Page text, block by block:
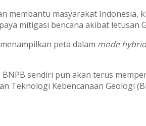
membantu masyarakat
mitigasi bencana akibat letusan
peta dalam mode hybrid
BNPB sendiri pun akan terus
Teknologi Kebencanaan Geologi